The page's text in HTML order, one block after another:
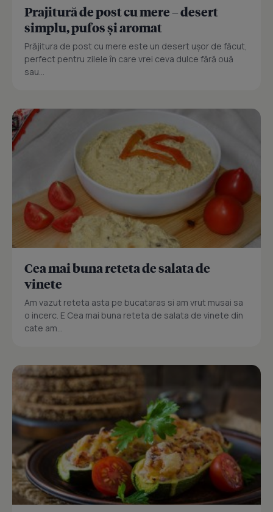
Prajitură de post cu mere – desert
simplu, pufos și aromat
Prăjitura de post cu mere este un desert ușor de făcut,
perfect pentru zilele în care vrei ceva dulce fără ouă
sau...
Cea mai buna reteta de salata de
vinete
Am vazut reteta asta pe bucataras si am vrut musai sa
o incerc. E Cea mai buna reteta de salata de vinete din
cate am...